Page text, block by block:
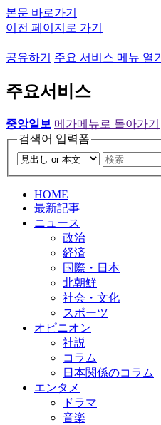
본문 바로가기
이전 페이지로 가기
공유하기 주요 서비스 메뉴 열기
주요서비스
중앙일보 메가메뉴로 돌아가기
검색어 입력폼
HOME
最新記事
ニュース
政治
経済
国際・日本
北朝鮮
社会・文化
スポーツ
オピニオン
社説
コラム
日本関係のコラム
エンタメ
ドラマ
音楽